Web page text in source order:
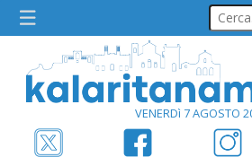
VENERDì 7 AGOSTO